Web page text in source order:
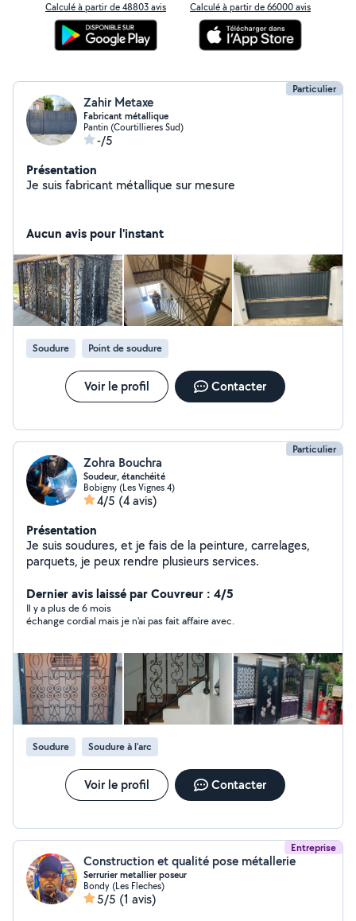
Calculé à partir de 48803 avis Calculé à partir de 66000 avis
Particulier
Zahir Metaxe
Fabricant métallique
Pantin (Courtillieres Sud)
-/5
Présentation
Je suis fabricant métallique sur mesure
Aucun avis pour l'instant
Soudure Point de soudure
Voir le profil Contacter
Particulier
Zohra Bouchra
Soudeur, étanchéité
Bobigny (Les Vignes 4)
4/5 (4 avis)
Présentation
Je suis soudures, et je fais de la peinture, carrelages,
parquets, je peux rendre plusieurs services.
Dernier avis laissé par Couvreur : 4/5
Il y a plus de 6 mois
échange cordial mais je n'ai pas fait affaire avec.
Soudure Soudure à l'arc
Voir le profil Contacter
Entreprise
Construction et qualité pose métallerie
Serrurier metallier poseur
Bondy (Les Fleches)
5/5 (1 avis)